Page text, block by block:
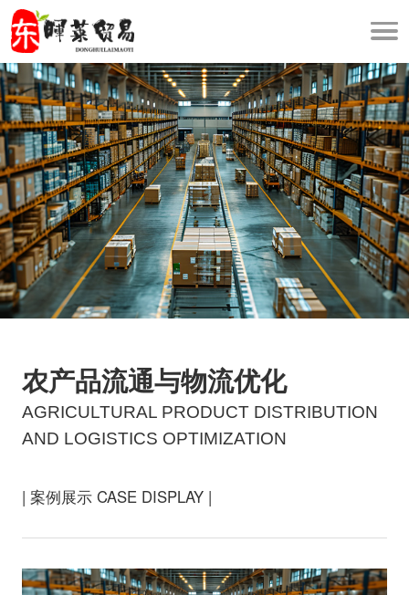
农产品流通与物流优化
AGRICULTURAL PRODUCT DISTRIBUTION
AND LOGISTICS OPTIMIZATION
| 案例展示 CASE DISPLAY |